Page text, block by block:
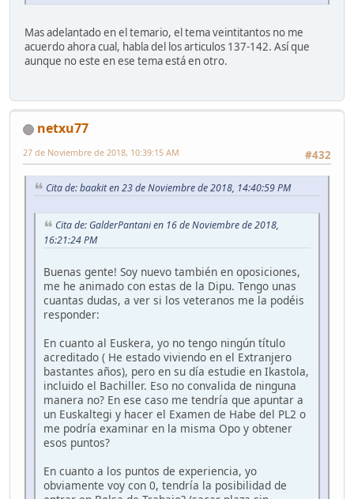
Mas adelantado en el temario, el tema veintitantos no me
acuerdo ahora cual, habla del los articulos 137-142. Así que
aunque no este en ese tema está en otro.
netxu77
#432
27 de Noviembre de 2018, 10:39:15 AM
Cita de: baakit en 23 de Noviembre de 2018, 14:40:59 PM
Cita de: GalderPantani en 16 de Noviembre de 2018,
16:21:24 PM
Buenas gente! Soy nuevo también en oposiciones,
me he animado con estas de la Dipu. Tengo unas
cuantas dudas, a ver si los veteranos me la podéis
responder:
En cuanto al Euskera, yo no tengo ningún título
acreditado ( He estado viviendo en el Extranjero
bastantes años), pero en su día estudie en Ikastola,
incluido el Bachiller. Eso no convalida de ninguna
manera no? En ese caso me tendría que apuntar a
un Euskaltegi y hacer el Examen de Habe del PL2 o
me podría examinar en la misma Opo y obtener
esos puntos?
En cuanto a los puntos de experiencia, yo
obviamente voy con 0, tendría la posibilidad de